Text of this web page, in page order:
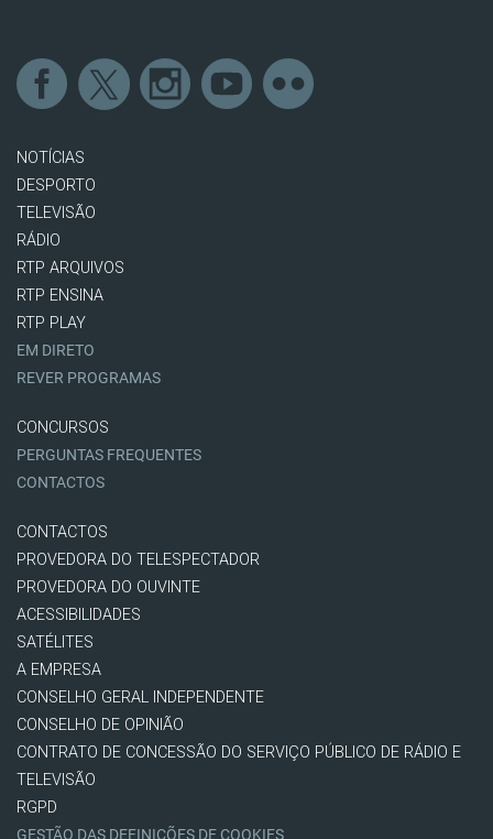
NOTÍCIAS
DESPORTO
TELEVISÃO
RÁDIO
RTP ARQUIVOS
RTP ENSINA
RTP PLAY
EM DIRETO
REVER PROGRAMAS
CONCURSOS
PERGUNTAS FREQUENTES
CONTACTOS
CONTACTOS
PROVEDORA DO TELESPECTADOR
PROVEDORA DO OUVINTE
ACESSIBILIDADES
SATÉLITES
A EMPRESA
CONSELHO GERAL INDEPENDENTE
CONSELHO DE OPINIÃO
CONTRATO DE CONCESSÃO DO SERVIÇO PÚBLICO DE RÁDIO E
TELEVISÃO
RGPD